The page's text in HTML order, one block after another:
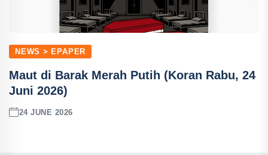
NEWS > EPAPER
Maut di Barak Merah Putih (Koran Rabu, 24
Juni 2026)
24 JUNE 2026